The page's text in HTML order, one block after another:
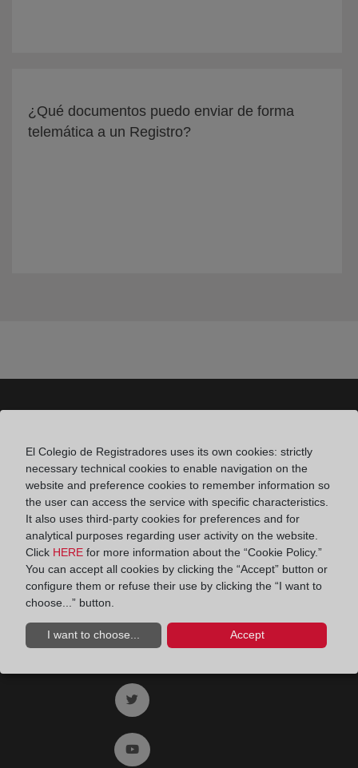
¿Qué documentos puedo enviar de forma
telemática a un Registro?
Príncipe de Vergara 70. 28006 Madrid
Teléfono:91 270 17 96
Fax:91 564 11 59
Email: contacto@registradores.org
Registro de entrada del Colegio de registradores
Ir a facebook (abre en ventana nueva)
Ir a twitter (abre en ventana nueva)
Ir a YouTube (abre en ventana nueva)
El Colegio de Registradores uses its own cookies: strictly
necessary technical cookies to enable navigation on the
website and preference cookies to remember information so
the user can access the service with specific characteristics.
It also uses third-party cookies for preferences and for
analytical purposes regarding user activity on the website.
Click HERE for more information about the “Cookie Policy.”
You can accept all cookies by clicking the “Accept” button or
configure them or refuse their use by clicking the “I want to
choose...” button.
I want to choose... Accept